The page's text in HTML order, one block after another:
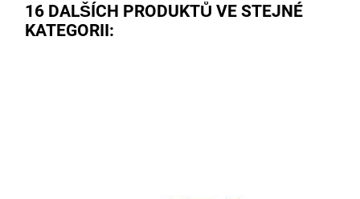
16 DALŠÍCH PRODUKTŮ VE STEJNÉ
KATEGORII: